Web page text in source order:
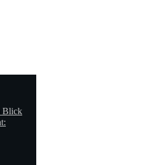
Blick